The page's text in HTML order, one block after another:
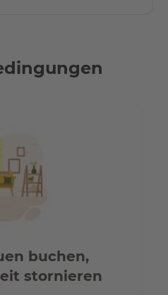
buchen,
stornieren